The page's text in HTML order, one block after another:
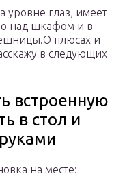
уровне глаз, имеет
над шкафом и в
плюсах и
в следующих
встроенную
в стол и
на месте: